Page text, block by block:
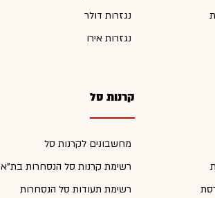
נגזרות דולר
נגזרות אירו
קרנות סל
מחשבונים לקרנות סל
רשימת קרנות סל הנסחרות בת"א
רשימת תעודות סל הנסחרות